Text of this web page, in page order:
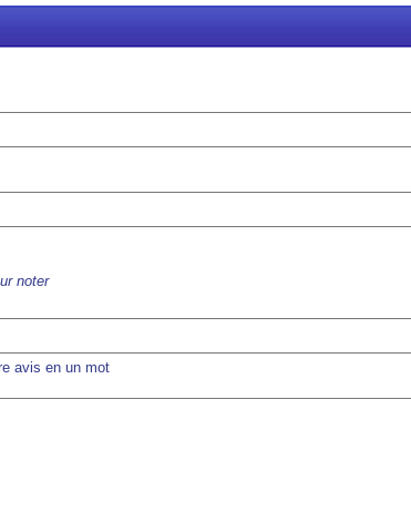
noter
avis en un mot